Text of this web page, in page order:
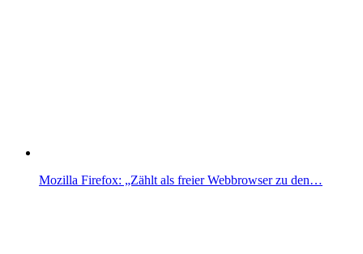
Mozilla Firefox: „Zählt als freier Webbrowser zu den…